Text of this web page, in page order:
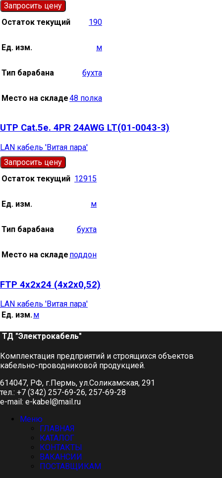
Запросить цену
Остаток текущий
190
Ед. изм. м
Тип барабана бухта
Место на складе48 полка
UTP Cat.5е. 4PR 24AWG LT(01-0043-3)
LAN кабель 'Витая пара'
Запросить цену
Остаток текущий 12915
Ед. изм. м
Тип барабана бухта
Место на складе поддон
FTP 4х2х24 (4х2х0,52)
LAN кабель 'Витая пара'
Ед. изм.м
ТД "Электрокабель"​
Комплектация предприятий и строящихся объектов
кабельно-проводниковой продукцией.
614047, РФ, г.Пермь, ул.Соликамская, 291
тел.: +7 (342) 257-69-26, 257-69-28
e-mail: e-kabel@mail.ru
Меню
ГЛАВНАЯ
КАТАЛОГ
КОНТАКТЫ
ВАКАНСИИ
ПОСТАВЩИКАМ